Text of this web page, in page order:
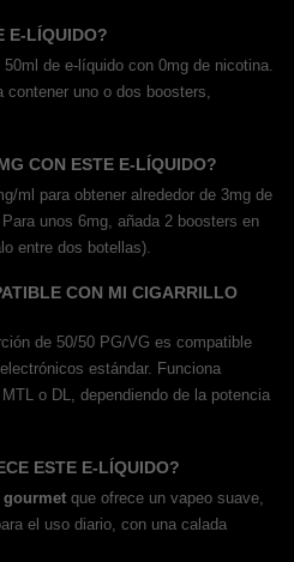
E-LÍQUIDO?
50ml de e-líquido con 0mg de nicotina.
uno o dos boosters,
CON ESTE E-LÍQUIDO?
ml para obtener alrededor de 3mg de
unos 6mg, añada 2 boosters en
entre dos botellas).
CON MI CIGARRILLO
de 50/50 PG/VG es compatible
estándar. Funciona
o DL, dependiendo de la potencia
ESTE E-LÍQUIDO?
gourmet que ofrece un vapeo suave,
el uso diario, con una calada